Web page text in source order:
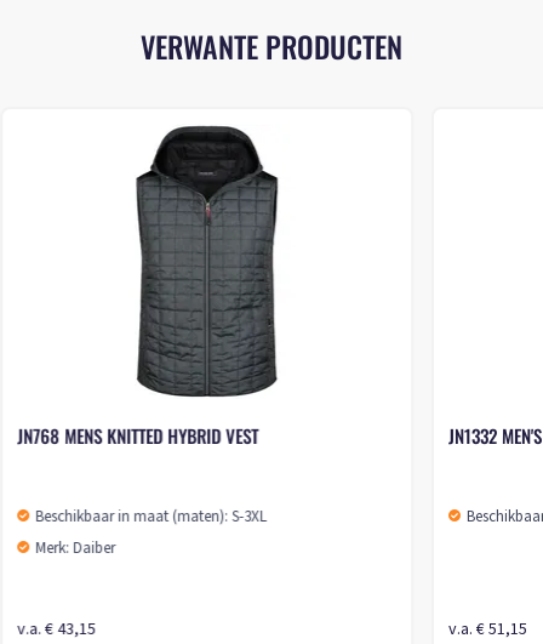
VERWANTE PRODUCTEN
JN768 MENS KNITTED HYBRID VEST
Beschikbaar in maat (maten): S-3XL
Merk: Daiber
v.a. € 43,15
JN1332
v.a. € 51,15